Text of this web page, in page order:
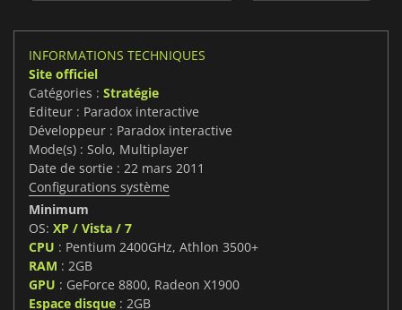
INFORMATIONS TECHNIQUES
Site officiel
Catégories : Stratégie
Editeur : Paradox interactive
Développeur : Paradox interactive
Mode(s) : Solo, Multiplayer
Date de sortie : 22 mars 2011
Configurations système
Minimum
OS: XP / Vista / 7
CPU : Pentium 2400GHz, Athlon 3500+
RAM : 2GB
GPU : GeForce 8800, Radeon X1900
Espace disque : 2GB